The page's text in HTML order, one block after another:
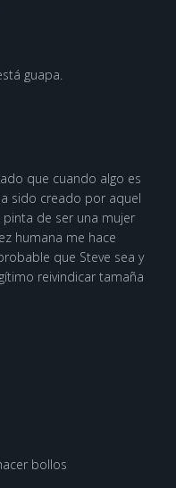
guapa.
que cuando algo es
sido creado por aquel
pinta de ser una mujer
humana me hace
que Steve sea y
reivindicar tamaña
bollos